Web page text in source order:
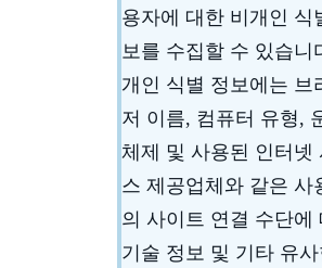
용자에 대한 비개인 식
보를 수집할 수 있습니
개인 식별 정보에는 브
저 이름, 컴퓨터 유형,
체제 및 사용된 인터넷
스 제공업체와 같은 사
의 사이트 연결 수단에
기술 정보 및 기타 유사